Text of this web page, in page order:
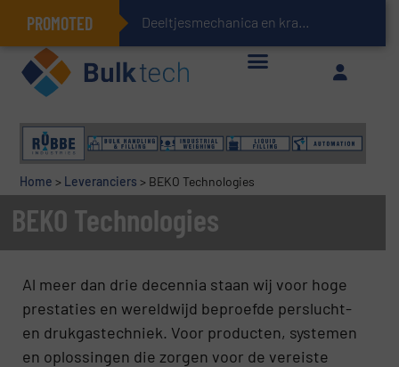
PROMOTED Deeltjesmechanica en krachtnetwerken in stortgoeder
Geïntegreerde doserings- en weegsystemen: Efficiëntie, kwaliteit en duurzaamheid in één oogopslag
Home > Leveranciers > BEKO Technologies
BEKO Technologies
Al meer dan drie decennia staan wij voor hoge
prestaties en wereldwijd beproefde perslucht-
en drukgastechniek. Voor producten, systemen
en oplossingen die zorgen voor de vereiste